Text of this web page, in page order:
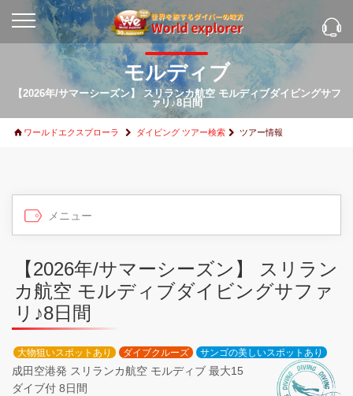
モルディブ
【2026年/サマーシーズン】 スリランカ航空 モルディブダイビングサフ
ァリ♪8日間
ワールドエクスプローラ ダイビング ツアー検索 ツアー情報
【2026年/サマーシーズン】 スリラン
カ航空 モルディブダイビングサファ
リ♪8日間
大物狙いスポットあり ダイブクルーズ サンゴの美しいスポットあり
成田空港発 スリランカ航空 モルディブ 最大15
ダイブ付 8日間